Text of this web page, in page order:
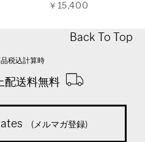
￥15,400
Back To Top
税込計算時
送料無料
(メルマガ登録)